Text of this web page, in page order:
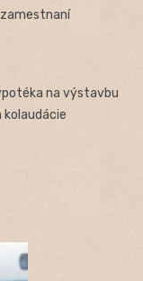
na výstavbu
kolaudácie